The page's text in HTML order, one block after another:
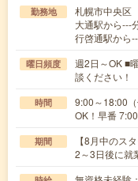
勤務地
札幌市中央区
大通駅から---
行啓通駅から
曜日頻度
週2日～OK ■
談ください！
時間
9:00～18:00
OK！早番
期間
【8月中のス
2～3日後に就